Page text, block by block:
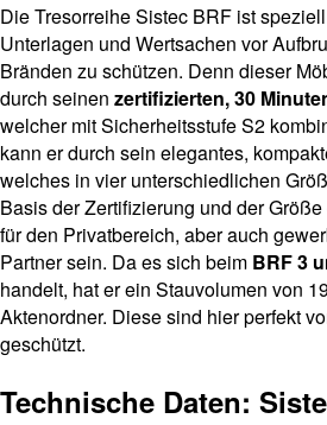
Die Tresorreihe Sistec BRF ist
Unterlagen und Wertsachen vor
Bränden zu schützen. Denn dieser
durch seinen zertifizierten, 30
welcher mit Sicherheitsstufe S2
kann er durch sein elegantes,
welches in vier unterschiedlichen
Basis der Zertifizierung und der
für den Privatbereich, aber auch
Partner sein. Da es sich beim BRF 3
handelt, hat er ein Stauvolumen von
Aktenordner. Diese sind hier perfekt
geschützt.
Technische Daten: